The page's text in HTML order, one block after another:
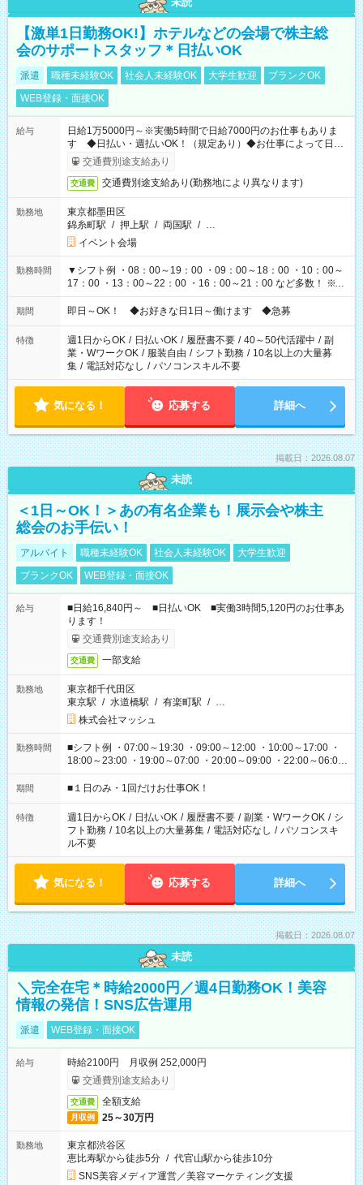
【激単1日勤務OK!】ホテルなどの会場で株主総
会のサポートスタッフ＊日払いOK
派遣 職種未経験OK 社会人未経験OK 大学生歓迎
ブランクOK
WEB登録・面接OK
給与
日給1万5000円～※実働5時間で日給7000円のお仕事もありま
す ◆日払い・週払いOK！（規定あり）◆お仕事によって日給
も異なります
交通費別途支給あり
交通費 交通費別途支給あり(勤務地により異なります)
勤務地
東京都墨田区
錦糸町駅 / 押上駅 / 両国駅 / …
イベント会場
勤務時間
▼シフト例 ・08：00～19：00 ・09：00～18：00 ・10：00～
17：00 ・13：00～22：00 ・16：00～21：00 など多数！ ※お
仕事により勤務時間が異なります
期間 即日～OK！ ◆お好きな日1日～働けます ◆急募
特徴 週1日からOK / 日払いOK / 履歴書不要 / 40～50代活躍中 / 副
業・WワークOK / 服装自由 / シフト勤務 / 10名以上の大量募
集 / 電話対応なし / パソコンスキル不要
気になる！ 応募する 詳細へ
掲載日：2026.08.07
未読
＜1日～OK！＞あの有名企業も！展示会や株主
総会のお手伝い！
アルバイト 職種未経験OK 社会人未経験OK
大学生歓迎
ブランクOK
WEB登録・面接OK
給与
■日給16,840円～ ■日払いOK ■実働3時間5,120円のお仕事あ
ります！
交通費別途支給あり
交通費 一部支給
勤務地
東京都千代田区
東京駅 / 水道橋駅 / 有楽町駅 / …
株式会社マッシュ
勤務時間
■シフト例 ・07:00～19:30 ・09:00～12:00 ・10:00～17:00 ・
18:00～23:00 ・19:00～07:00 ・20:00～09:00 ・22:00～06:00
etc ★最短で3時間で5,120円のお仕事から 15時間で2万円近く稼
げるお仕事も！ ご希望のお時間に合わせてご紹介！ ※シフトは
ください！
期間 ■１日のみ・1回だけお仕事OK！
特徴 週1日からOK / 日払いOK / 履歴書不要 / 副業・WワークOK / シ
フト勤務 / 10名以上の大量募集 / 電話対応なし / パソコンスキ
ル不要
気になる！ 応募する 詳細へ
掲載日：2026.08.07
未読
＼完全在宅＊時給2000円／週4日勤務OK！美容
情報の発信！SNS広告運用
派遣 WEB登録・面接OK
給与
時給2100円 月収例 252,000円
交通費別途支給あり
交通費 全額支給
月収例 25～30万円
勤務地
東京都渋谷区
恵比寿駅から徒歩5分 / 代官山駅から徒歩10分
SNS美容メディア運営／美容マーケティング支援